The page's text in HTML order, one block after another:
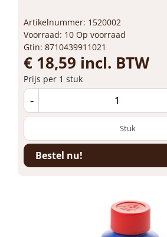
Artikelnummer: 1520002
Voorraad: 10 Op voorraad
Gtin: 8710439911021
€ 18,59 incl. BTW
Prijs per 1 stuk
-
Bestel nu!